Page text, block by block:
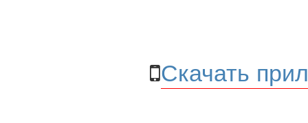
Скачать